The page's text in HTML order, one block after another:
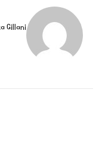
Gillani